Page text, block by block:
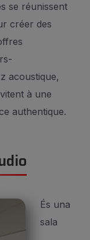
se réunissent
créer des
acoustique,
à une
authentique.
És una
sala